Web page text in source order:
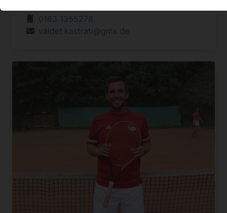
0163 1355278
valdet.kastrati@gmx.de